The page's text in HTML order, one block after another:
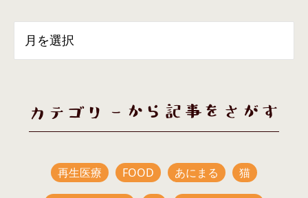
カテゴリーから記事をさがす
再生医療 FOOD あにまる 猫